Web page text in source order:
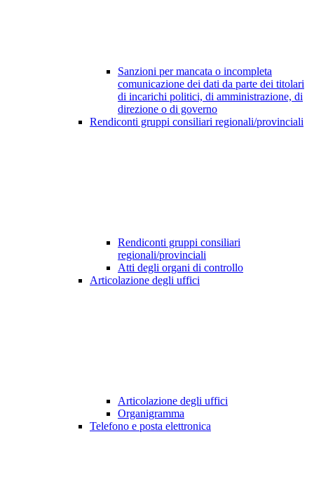
Sanzioni per mancata o incompleta
comunicazione dei dati da parte dei titolari
di incarichi politici, di amministrazione, di
direzione o di governo
Rendiconti gruppi consiliari regionali/provinciali
Rendiconti gruppi consiliari
regionali/provinciali
Atti degli organi di controllo
Articolazione degli uffici
Articolazione degli uffici
Organigramma
Telefono e posta elettronica